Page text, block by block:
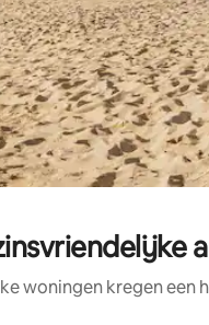
woningen kregen